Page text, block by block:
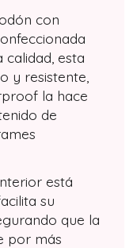
con
esta
y resistente,
la hace
de
está
su
que la
por más